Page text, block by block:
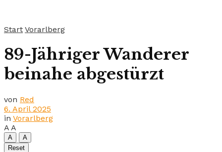
Start Vorarlberg
89-Jähriger Wanderer
beinahe abgestürzt
von Red
6. April 2025
in Vorarlberg
A A
A
A
Reset